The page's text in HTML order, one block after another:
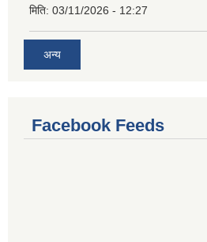
मिति: 03/11/2026 - 12:27
अन्य
Facebook Feeds